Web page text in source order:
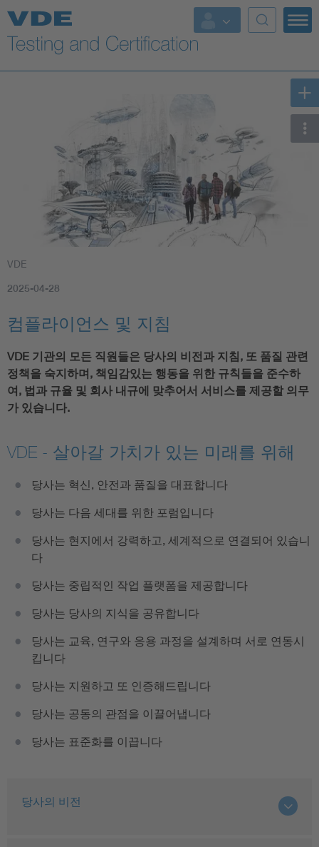
Key Topics
VDE
2025-04-28
컴플라이언스 및 지침
VDE 기관의 모든 직원들은 당사의 비전과 지침, 또 품질 관련
정책을 숙지하며, 책임감있는 행동을 위한 규칙들을 준수하
여, 법과 규율 및 회사 내규에 맞추어서 서비스를 제공할 의무
가 있습니다.
VDE - 살아갈 가치가 있는 미래를 위해
당사는 혁신, 안전과 품질을 대표합니다
당사는 다음 세대를 위한 포럼입니다
당사는 현지에서 강력하고, 세계적으로 연결되어 있습니
다
당사는 중립적인 작업 플랫폼을 제공합니다
당사는 당사의 지식을 공유합니다
당사는 교육, 연구와 응용 과정을 설계하며 서로 연동시
킵니다
당사는 지원하고 또 인증해드립니다
당사는 공동의 관점을 이끌어냅니다
당사는 표준화를 이끕니다
당사의 비전